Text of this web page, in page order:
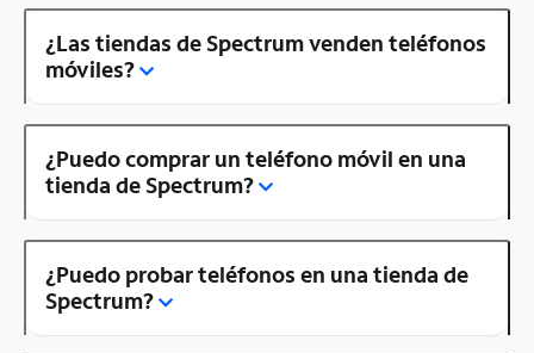
¿Las tiendas de Spectrum venden teléfonos
móviles?
¿Puedo comprar un teléfono móvil en una
tienda de Spectrum?
¿Puedo probar teléfonos en una tienda de
Spectrum?